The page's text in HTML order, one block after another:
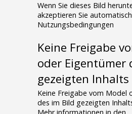
Wenn Sie dieses Bild
akzeptieren Sie
Nutzungsbedingungen
Keine Freigabe
oder Eigentümer
gezeigten Inhalts
Keine Freigabe vom Model
des im Bild gezeigten